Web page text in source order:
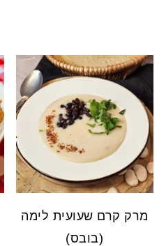
מרק קרם שעועית לימה
(בובס)